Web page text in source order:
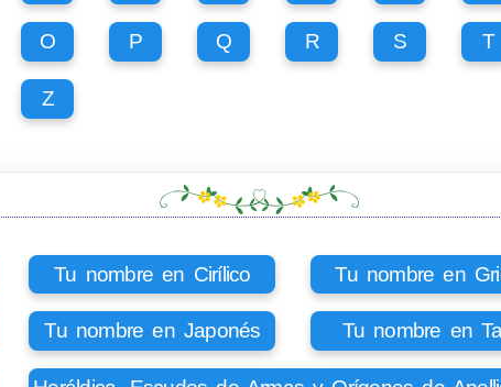
O P Q R S T
Z
Tu nombre en Cirílico Tu nombre en
Tu nombre en Japonés Tu nombre en